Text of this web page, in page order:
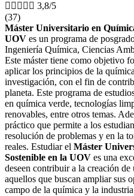
     3,8/5
(37)
Máster Universitario en
UOV es un programa de
Ingeniería Química, Ciencias
Este máster tiene como objetivo
aplicar los principios de la
investigación, con el fin de
planeta. Este programa de
en química verde, tecnologías
renovables, entre otros temas.
práctico que permite a los
resolución de problemas y en la
reales. Estudiar el Máster
Sostenible en la UOV es una
deseen contribuir a la creación
aquellos que buscan ampliar sus
campo de la química y la